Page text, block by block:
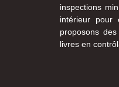
inspections
intérieur pour
proposons
livres en